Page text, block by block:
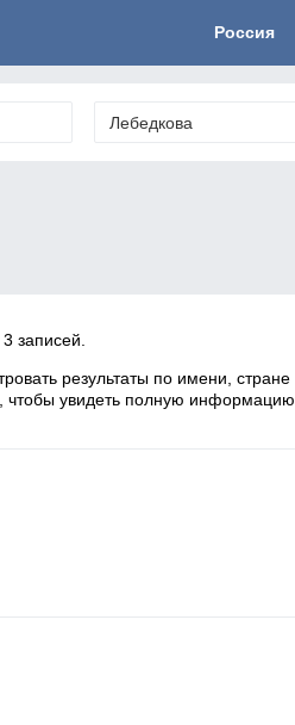
Россия
записей.
результаты по имени, стране
чтобы увидеть полную информацию